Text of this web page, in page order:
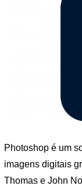
Photoshop é um
imagens digitais
Thomas e John